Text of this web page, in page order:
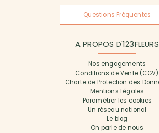
Questions Fréquentes
A PROPOS D'123FLEURS
Nos engagements
Conditions de Vente (CGV)
Charte de Protection des
Mentions Légales
Paramétrer les cookies
Un réseau national
Le blog
On parle de nous